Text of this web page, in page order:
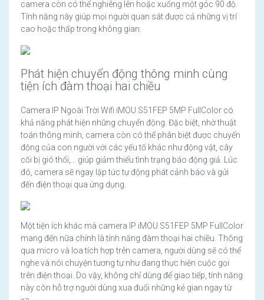
camera còn có thể nghiêng lên hoặc xuống một góc 90 độ.
Tính năng này giúp mọi người quan sát được cả những vị trí
cao hoặc thấp trong không gian.
Phát hiện chuyển động thông minh cùng
tiện ích đàm thoại hai chiều
Camera IP Ngoài Trời Wifi iMOU S51FEP 5MP FullColor có
khả năng phát hiện những chuyển động. Đặc biệt, nhờ thuật
toán thông minh, camera còn có thể phân biệt được chuyển
động của con người với các yếu tố khác như động vật, cây
cối bị gió thổi,... giúp giảm thiểu tình trạng báo động giả. Lúc
đó, camera sẽ ngay lập tức tự động phát cảnh báo và gửi
đến điện thoại qua ứng dụng.
Một tiện ích khác mà camera IP iMOU S51FEP 5MP FullColor
mang đến nữa chính là tính năng đàm thoại hai chiều. Thông
qua micro và loa tích hợp trên camera, người dùng sẽ có thể
nghe và nói chuyện tương tự như đang thực hiện cuộc gọi
trên điện thoại. Do vậy, không chỉ dùng để giao tiếp, tính năng
này còn hỗ trợ người dùng xua đuổi những kẻ gian ngay từ